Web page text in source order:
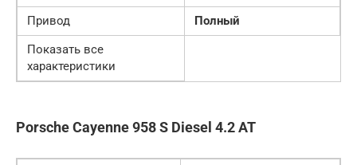
Привод
Полный
Показать все
характеристики
Porsche Cayenne 958 S Diesel 4.2 AT